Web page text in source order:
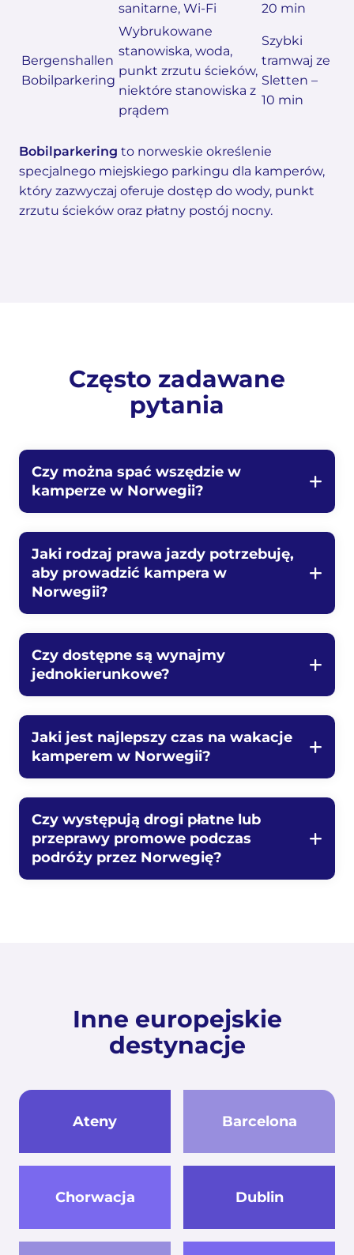
sanitarne, Wi-Fi 20 min
Bergenshallen
Bobilparkering
Wybrukowane
stanowiska, woda,
punkt zrzutu ścieków,
niektóre stanowiska z
prądem
Szybki
tramwaj ze
Sletten –
10 min
Bobilparkering to norweskie określenie
specjalnego miejskiego parkingu dla kamperów,
który zazwyczaj oferuje dostęp do wody, punkt
zrzutu ścieków oraz płatny postój nocny.
Często zadawane
pytania
Czy można spać wszędzie w
kamperze w Norwegii?
Jaki rodzaj prawa jazdy potrzebuję,
aby prowadzić kampera w
Norwegii?
Czy dostępne są wynajmy
jednokierunkowe?
Jaki jest najlepszy czas na wakacje
kamperem w Norwegii?
Czy występują drogi płatne lub
przeprawy promowe podczas
podróży przez Norwegię?
Inne europejskie
destynacje
Ateny Barcelona
Chorwacja Dublin